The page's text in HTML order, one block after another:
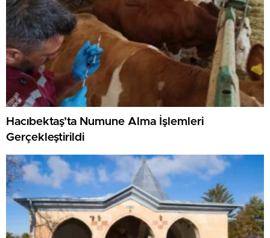
Hacıbektaş’ta Numune Alma İşlemleri
Gerçekleştirildi